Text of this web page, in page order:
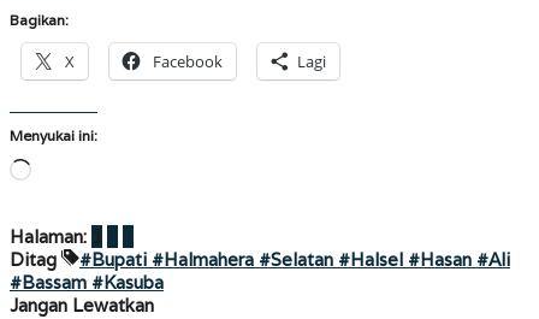
Bagikan:
X Facebook Lagi
Menyukai ini:
Memuat...
Halaman: 1
Ditag
#Bupati #Halmahera #Selatan #Halsel #Hasan #Ali
#Bassam #Kasuba
Jangan Lewatkan